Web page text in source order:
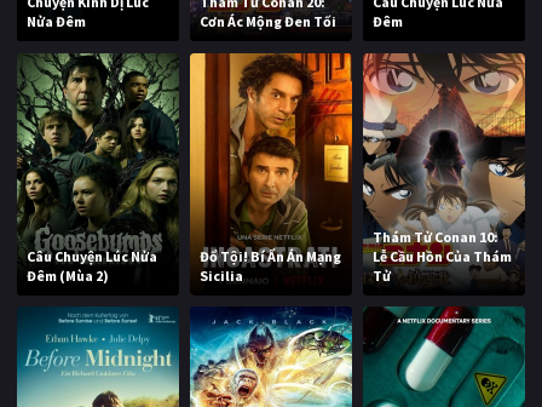
Nửa Đêm
Cơn Ác Mộng Đen Tối
Đêm
Câu Chuyện Lúc Nửa
Đêm (Mùa 2)
Đổ Tội! Bí Ẩn Án Mạng
Sicilia
Thám Tử Conan 10:
Lễ Cầu Hồn Của Thám
Tử